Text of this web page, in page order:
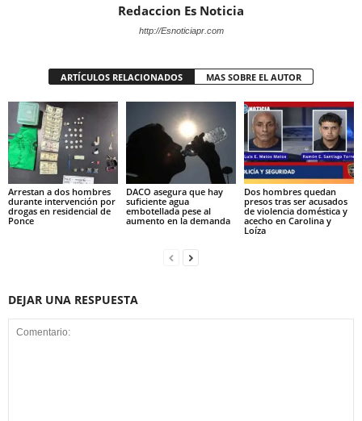
Redaccion Es Noticia
http://Esnoticiapr.com
ARTÍCULOS RELACIONADOS MAS SOBRE EL AUTOR
Arrestan a dos hombres
durante intervención por
drogas en residencial de
Ponce
DACO asegura que hay
suficiente agua
embotellada pese al
aumento en la demanda
Dos hombres quedan
presos tras ser acusados
de violencia doméstica y
acecho en Carolina y
Loíza
DEJAR UNA RESPUESTA